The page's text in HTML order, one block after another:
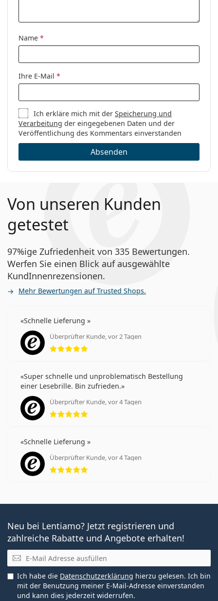
Marke:
Max Mara
Code:
Name *
Ihre E-Mail *
Ich erkläre mich mit derSpeicherung und
Verarbeitung der eingegebenen Daten und der
Veröffentlichung des Kommentars einverstanden
Absenden
Von unseren Kunden
getestet
97%ige Zufriedenheit von 335 Bewertungen.
Werfen Sie einen Blick auf ausgewählte
KundInnenrezensionen.
Mehr Bewertungen auf Trusted Shops.
Schnelle Lieferung
Überprüfter Kunde, vor 2 Tagen
Bewertung 5 aus 5
Super schnelle und unproblematisch Bestellung
einer Lesebrille. Bin zufrieden.
Überprüfter Kunde, vor 4 Tagen
Bewertung 5 aus 5
Schnelle Lieferung
Überprüfter Kunde, vor 4 Tagen
Bewertung 5 aus 5
Neu bei Lentiamo? Jetzt registrieren und
zahlreiche Rabatte und Angebote erhalten!
E-Mail
Ich habe die Datenschutzerklärung hierzu gelesen. Ich bin
mit der Benutzung meiner E-Mail-Adresse einverstanden
und kann dies jederzeit widerrufen.